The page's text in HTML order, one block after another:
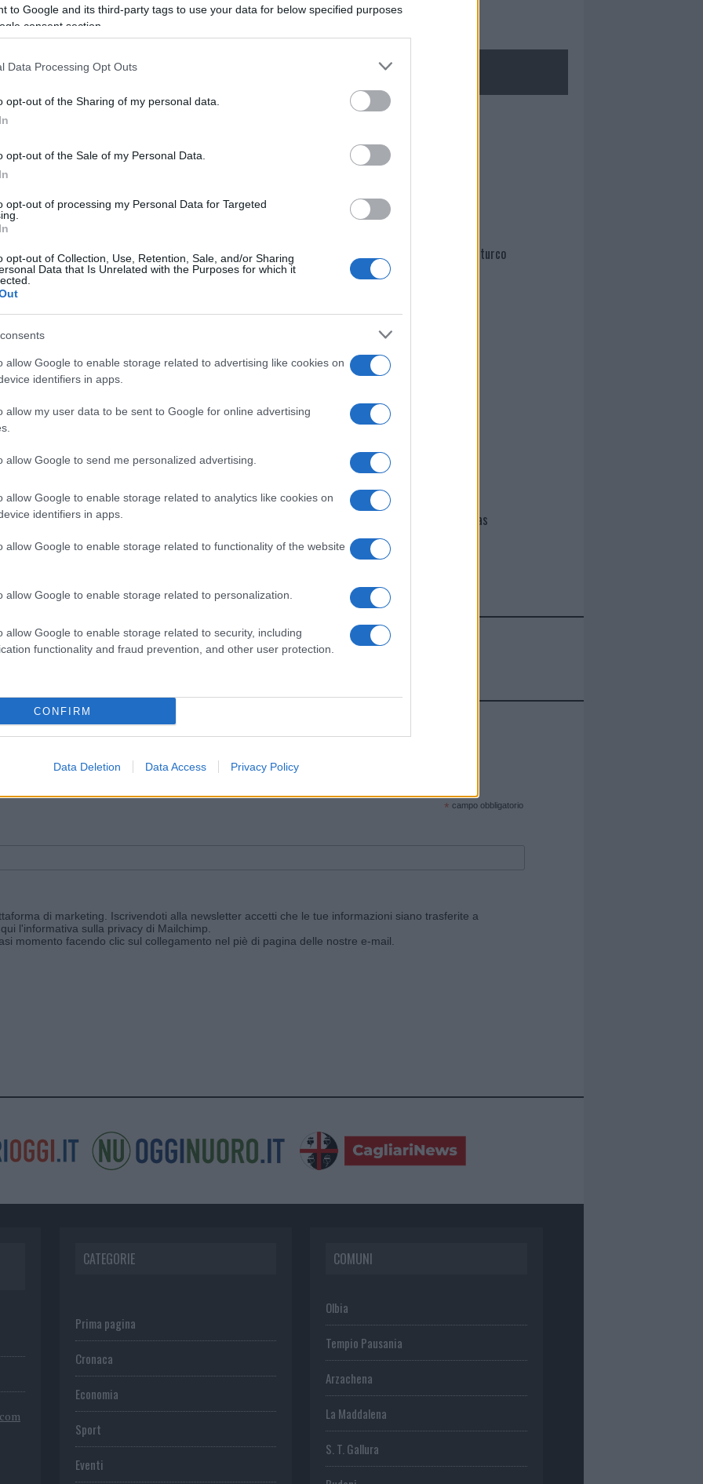
to Google and its third-party tags to use your data for below specified purposes
consent section.
Data Processing Opt Outs
opt-out of the Sharing of my personal data.
opt-out of the Sale of my Personal Data.
opt-out of processing my Personal Data for Targeted
opt-out of Collection, Use, Retention, Sale, and/or Sharing
Data that Is Unrelated with the Purposes for which it
allow Google to enable storage related to advertising like cookies on
identifiers in apps.
allow my user data to be sent to Google for online advertising
allow Google to send me personalized advertising.
allow Google to enable storage related to analytics like cookies on
identifiers in apps.
allow Google to enable storage related to functionality of the website
allow Google to enable storage related to personalization.
allow Google to enable storage related to security, including
functionality and fraud prevention, and other user protection.
CONFIRM
Data Deletion Data Access Privacy Policy
nella sezioneLogin
Maddalena
Notizie La Maddalena
Chello
NECROLOGIE
Martina Agostina Diturco
I nostri cari
I nostri cari
Giovannimaria Cabras
Invia un Comunicato Stampa|Pubblicità|Segnala
e ricevi le nostre email periodiche contenenti le ultime notizie pubblicate sul sito web!
* campo obbligatorio
di marketing. Iscrivendoti alla newsletter accetti che le tue informazioni siano trasferite a
l'informativa sulla privacy di Mailchimp
momento facendo clic sul collegamento nel piè di pagina delle nostre e-mail.
CATEGORIE
Prima pagina
Cronaca
Economia
Sport
Eventi
COMUNI
Olbia
Tempio Pausania
Arzachena
La Maddalena
S. T. Gallura